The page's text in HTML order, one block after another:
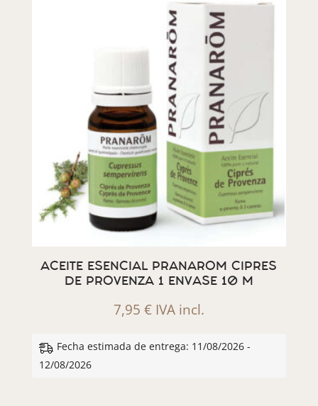
ACEITE ESENCIAL PRANAROM CIPRES
DE PROVENZA 1 ENVASE 10 M
7,95 € IVA incl.
Fecha estimada de entrega: 11/08/2026 -
12/08/2026